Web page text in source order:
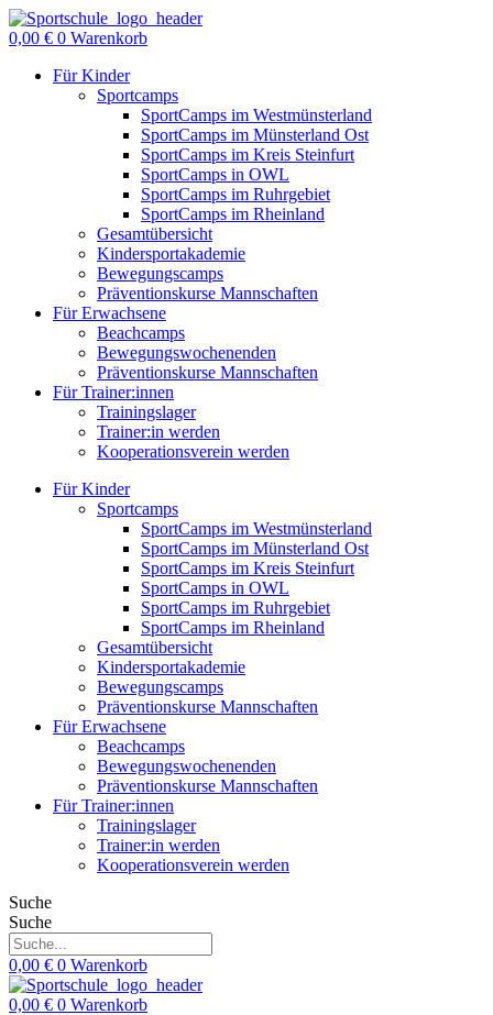
Zum
Inhalt
0,00 € 0 Warenkorb
Für Kinder
Sportcamps
SportCamps im Westmünsterland
SportCamps im Münsterland Ost
SportCamps im Kreis Steinfurt
SportCamps in OWL
SportCamps im Ruhrgebiet
SportCamps im Rheinland
Gesamtübersicht
Kindersportakademie
Bewegungscamps
Präventionskurse Mannschaften
Für Erwachsene
Beachcamps
Bewegungswochenenden
Präventionskurse Mannschaften
Für Trainer:innen
Trainingslager
Trainer:in werden
Kooperationsverein werden
Für Kinder
Sportcamps
SportCamps im Westmünsterland
SportCamps im Münsterland Ost
SportCamps im Kreis Steinfurt
SportCamps in OWL
SportCamps im Ruhrgebiet
SportCamps im Rheinland
Gesamtübersicht
Kindersportakademie
Bewegungscamps
Präventionskurse Mannschaften
Für Erwachsene
Beachcamps
Bewegungswochenenden
Präventionskurse Mannschaften
Für Trainer:innen
Trainingslager
Trainer:in werden
Kooperationsverein werden
Suche
Suche
0,00 € 0 Warenkorb
0,00 € 0 Warenkorb